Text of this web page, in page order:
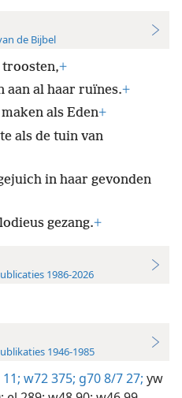
de Bijbel
troosten,+
aan al haar ruïnes.+
als Eden+
als de tuin van
in haar gevonden
gezang.+
1986-2026
1946-1985
w72 375; g70 8/7 27; yw